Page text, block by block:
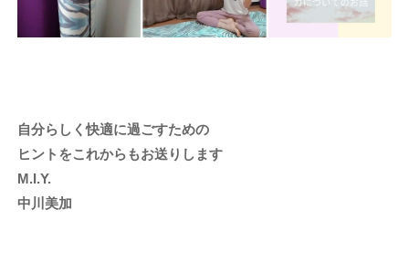
自分らしく快適に過ごすための
ヒントをこれからもお送りします
M.I.Y.
中川美加